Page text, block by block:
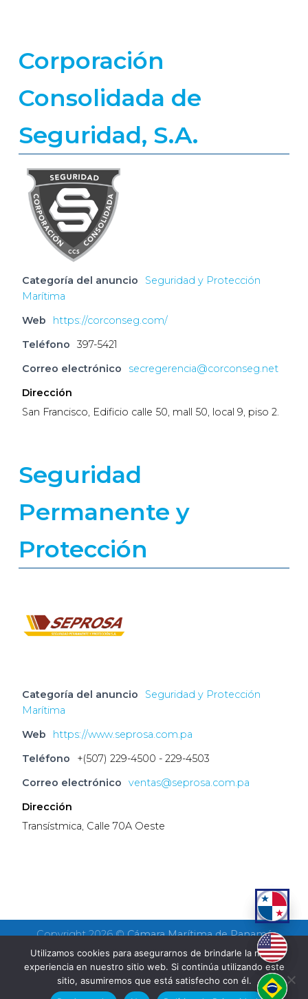
Corporación
Consolidada de
Seguridad, S.A.
Categoría del anuncio
Seguridad y Protección
Marítima
Web
https://corconseg.com/
Teléfono
397-5421
Correo electrónico
secregerencia@corconseg.net
Dirección
San Francisco, Edificio calle 50, mall 50, local 9, piso 2.
Seguridad
Permanente y
Protección
Categoría del anuncio
Seguridad y Protección
Marítima
Web
https://www.seprosa.com.pa
Teléfono
+(507) 229-4500 - 229-4503
Correo electrónico
ventas@seprosa.com.pa
Dirección
Transístmica, Calle 70A Oeste
Copyright 2026 ©Cámara Marítima de Panamá
Utilizamos cookies para asegurarnos de brindarle la mejor
experiencia en nuestro sitio web. Si continúa utilizando este
sitio, asumiremos que está satisfecho con él.